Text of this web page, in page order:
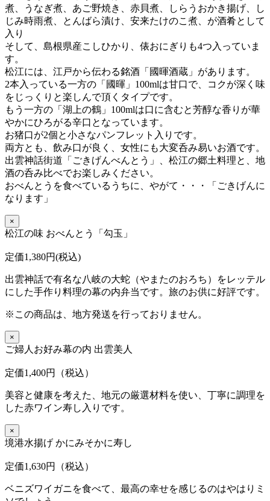
煮、うなぎ煮、あご野焼き、赤貝煮、しらうおかき揚げ、し
じみ時雨煮、とんばら漬け、安来たけのこ煮、が酒肴として
入り
そして、島根県産こしひかり、俵おにぎりも4つ入っていま
す。
松江には、江戸から伝わる銘酒「國暉酒蔵」があります。
2本入っている一方の「國暉」100mlは甘口で、コクが深く味
をじっくりと楽しんで頂くタイプです。
もう一方の「湖上の鶴」100mlは口に含むと芳醇な香りが華
やかにひろがる辛口となっています。
お猪口が2個と小さなパンフレット入りです。
両方とも、飲み口が良く、女性にも大変呑み易いお酒です。
出雲神話街道「ごきげんべんとう」、松江の郷土料理と、地
酒の呑み比べでお楽しみください。
おべんとうを食べているうちに、 やがて・・・「ごきげんに
なります」
×
松江の味 おべんとう「勾玉」
定価1,380円(税込)
出雲神話で有名な八岐の大蛇（やまたのおろち）をレッテル
にした手作り料理の幕の内弁当です。旅のお供に好評です。
※この商品は、地方発送を行っておりません。
×
ご婦人お好み幕の内 出雲美人
定価1,400円（税込）
美容と健康を考えた、地元の厳選材料を使い、丁寧に調理を
した赤ワイン寿し入りです。
×
境港水揚げ かにみそかに寿し
定価1,630円（税込）
ベニズワイガニを食べて、最高の幸せを感じるのはやはりミ